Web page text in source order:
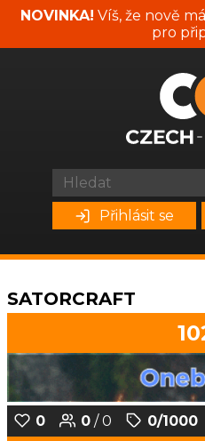
NOVINKA! Víš, že nově
pro
Přihlásit se
SATORCRAFT
0 0 / 0
0/1000